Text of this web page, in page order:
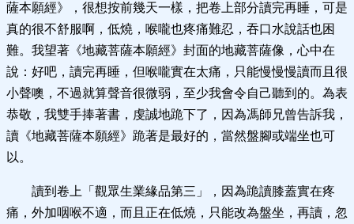
薩本願經》，很想按前幾天一樣，把卷上部分讀完再睡，可是
真的很不舒服啊，低燒，喉嚨也疼痛難忍，吞口水說話也困
難。我望著《地藏菩薩本願經》封面的地藏菩薩像，心中在
說：好吧，讀完再睡，但喉嚨實在太痛，只能慢慢慢讀而且很
小聲噢，不過就算聲音很微弱，至少我會令自己聽到的。為表
恭敬，我雙手捧著書，虔誠地跪下了，因為馮師兄曾告訴我，
讀《地藏菩薩本願經》跪著是最好的，當然盤腳或端坐也可
以。
讀到卷上「觀眾生業緣品第三」，因為跪讀膝蓋實在疼
痛，外加咽喉不適，而且正在低燒，只能改為盤坐，再讀，忽